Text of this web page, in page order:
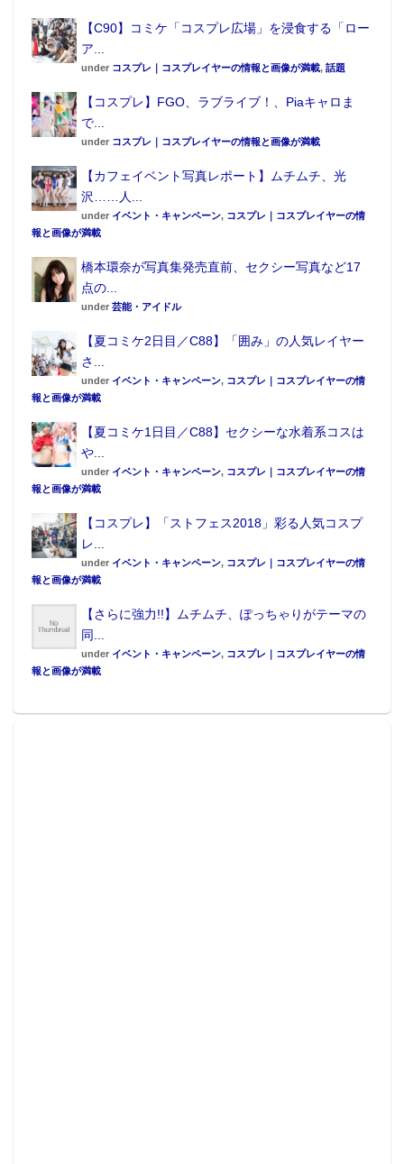
【C90】コミケ「コスプレ広場」を浸食する「ロー
ア...
under コスプレ｜コスプレイヤーの情報と画像が満載, 話題
【コスプレ】FGO、ラブライブ！、Piaキャロま
で...
under コスプレ｜コスプレイヤーの情報と画像が満載
【カフェイベント写真レポート】ムチムチ、光
沢……人...
under イベント・キャンペーン, コスプレ｜コスプレイヤーの情
報と画像が満載
橋本環奈が写真集発売直前、セクシー写真など17
点の...
under 芸能・アイドル
【夏コミケ2日目／C88】「囲み」の人気レイヤー
さ...
under イベント・キャンペーン, コスプレ｜コスプレイヤーの情
報と画像が満載
【夏コミケ1日目／C88】セクシーな水着系コスは
や...
under イベント・キャンペーン, コスプレ｜コスプレイヤーの情
報と画像が満載
【コスプレ】「ストフェス2018」彩る人気コスプ
レ...
under イベント・キャンペーン, コスプレ｜コスプレイヤーの情
報と画像が満載
【さらに強力!!】ムチムチ、ぽっちゃりがテーマの
同...
under イベント・キャンペーン, コスプレ｜コスプレイヤーの情
報と画像が満載